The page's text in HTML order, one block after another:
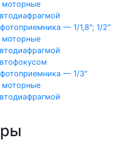
моторные
— 1/1,8″; 1/2″
моторные
— 1/3″
моторные